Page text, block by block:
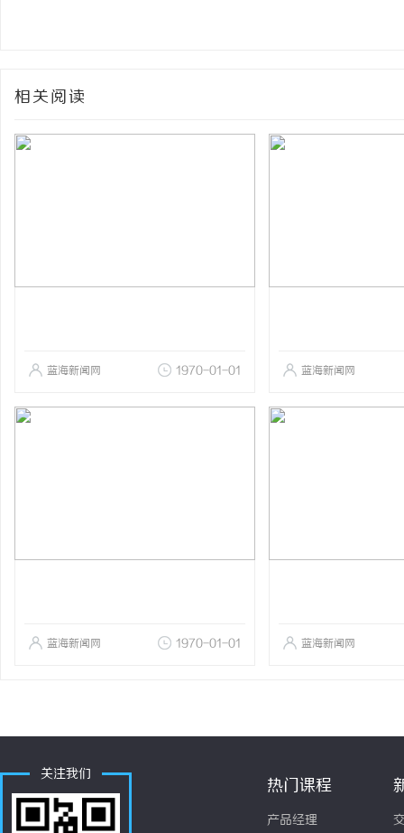
相关阅读
蓝海新闻网 1970-01-01 蓝海新闻网
蓝海新闻网 1970-01-01 蓝海新闻网
关注我们
热门课程
产品经理